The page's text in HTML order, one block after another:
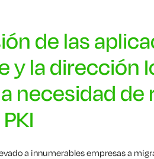
de las
y la dirección
necesidad de
a innumerables empresas a